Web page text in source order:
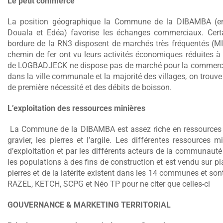
La position géographique la Commune de la DIBAMBA
Douala et Edéa) favorise les échanges commerciaux.
bordure de la RN3 disposent de marchés très fréquentés
chemin de fer ont vu leurs activités économiques réduites
de LOGBADJECK ne dispose pas de marché pour la
dans la ville communale et la majorité des villages, on
de première nécessité et des débits de boisson.
L’exploitation des ressources minières
La Commune de la DIBAMBA est assez riche en
gravier, les pierres et l’argile. Les différentes ressources
d’exploitation et par les différents acteurs de la
les populations à des fins de construction et est vendu sur
pierres et de la latérite existent dans les 14 communes et
RAZEL, KETCH, SCPG et Néo TP pour ne citer que celles-ci
GOUVERNANCE & MARKETING TERRITORIAL